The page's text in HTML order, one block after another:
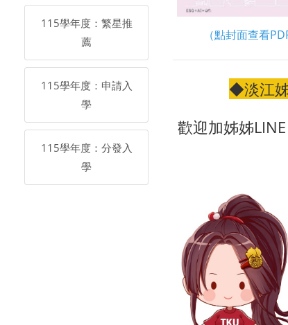
115學年度：繁星推
薦
115學年度：申請入
學
115學年度：分發入
學
（點封面查看
◆淡江
歡迎加姊姊